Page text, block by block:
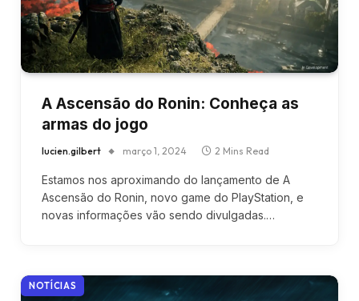
A Ascensão do Ronin: Conheça as
armas do jogo
lucien.gilbert março 1, 2024 2 Mins Read
Estamos nos aproximando do lançamento de A
Ascensão do Ronin, novo game do PlayStation, e
novas informações vão sendo divulgadas.…
NOTÍCIAS